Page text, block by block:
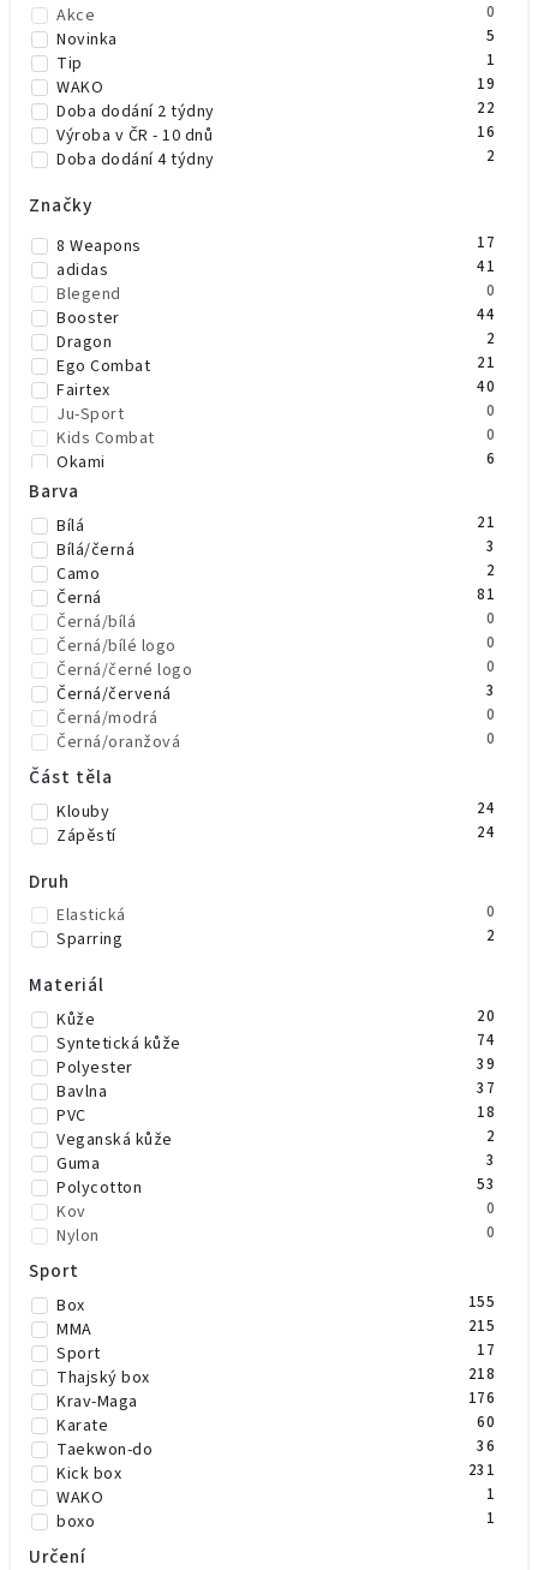
Akce 0
Novinka 5
Tip 1
WAKO 19
Doba dodání 2 týdny 22
Výroba v ČR - 10 dnů 16
Doba dodání 4 týdny 2
Značky
8 Weapons 17
adidas 41
Blegend 0
Booster 44
Dragon 2
Ego Combat 21
Fairtex 40
Ju-Sport 0
Kids Combat 0
Okami 6
OPRO
Rival 2
SMAI 0
Top King Boxing 3
TWINS 30
Venum 23
Barva
Bílá 21
Bílá/černá 3
Camo 2
Černá 81
Černá/bílá 0
Černá/bílé logo 0
Černá/černé logo 0
Černá/červená 3
Černá/modrá 0
Černá/oranžová 0
Černá/šedá
Černá/zelená
Černá/zlatá 3
Černá/žlutá 1
Červená/modrá
Fialová 1
Khaki 2
Neonově zelená
Neonově žlutá
Oranžová 14
Růžová 10
Šedá 8
Trikolora 0
Zelená 11
Zelená/černá 1
Zlatá 2
Žlutá 8
Maskáč 0
Béžová 2
Vínová
Žlutá/černá 0
Mint 1
Olivově zelená 1
Čirá 0
růžová/zelená 0
Část těla
Klouby 24
Zápěstí 24
Druh
Elastická 0
Sparring 2
Materiál
Kůže 20
Syntetická kůže 74
Polyester 39
Bavlna 37
PVC 18
Veganská kůže 2
Guma 3
Polycotton 53
Kov 0
Nylon 0
Slitina kovu
Neopren
Gel 0
Sport
Box 155
MMA 215
Sport 17
Thajský box 218
Krav-Maga 176
Karate 60
Taekwon-do 36
Kick box 231
WAKO 1
boxo 1
Thaj
Určení